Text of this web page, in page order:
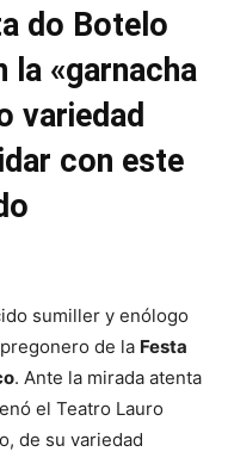
do Botelo
la «garnacha
variedad
con este
sumiller y enólogo
de la Festa
. Ante la mirada atenta
el Teatro Lauro
de su variedad